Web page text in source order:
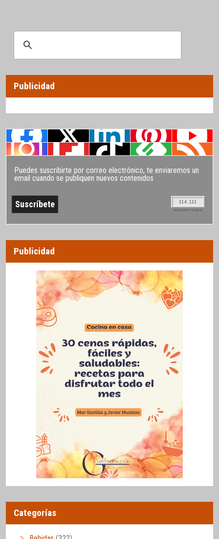
Publicidad
Puedes suscribirte por correo electrónico, te enviaremos un
email cuando se publiquen nuevos contenidos
114.111
SUSCRIPTORES
Publicidad
Categorías